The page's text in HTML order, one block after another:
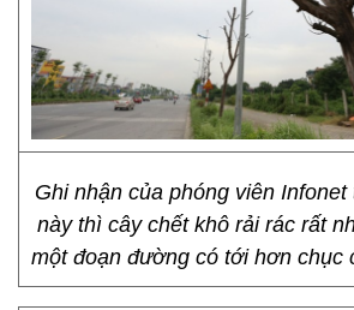
Ghi nhận của phóng viên
này thì cây chết khô rải rác rất
một đoạn đường có tới hơn chục